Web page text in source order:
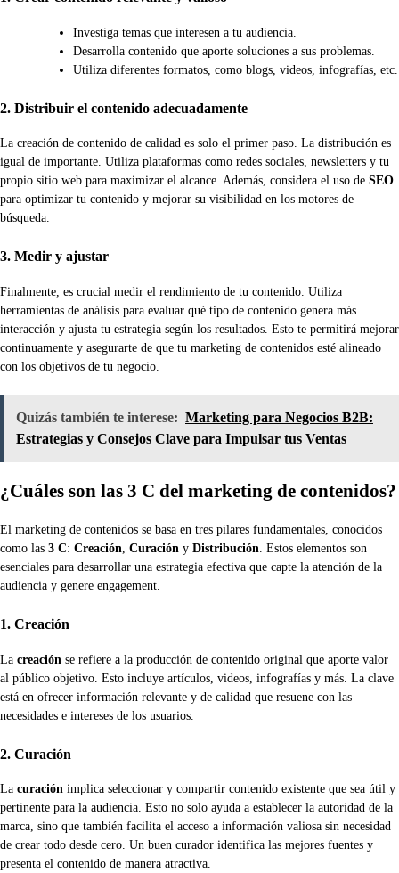
Investiga temas que interesen a tu audiencia.
Desarrolla contenido que aporte soluciones a sus problemas.
Utiliza diferentes formatos, como blogs, videos, infografías, etc.
2. Distribuir el contenido adecuadamente
La creación de contenido de calidad es solo el primer paso. La distribución es
igual de importante. Utiliza plataformas como redes sociales, newsletters y tu
propio sitio web para maximizar el alcance. Además, considera el uso de SEO
para optimizar tu contenido y mejorar su visibilidad en los motores de
búsqueda.
3. Medir y ajustar
Finalmente, es crucial medir el rendimiento de tu contenido. Utiliza
herramientas de análisis para evaluar qué tipo de contenido genera más
interacción y ajusta tu estrategia según los resultados. Esto te permitirá mejorar
continuamente y asegurarte de que tu marketing de contenidos esté alineado
con los objetivos de tu negocio.
Quizás también te interese: Marketing para Negocios B2B:
Estrategias y Consejos Clave para Impulsar tus Ventas
¿Cuáles son las 3 C del marketing de contenidos?
El marketing de contenidos se basa en tres pilares fundamentales, conocidos
como las 3 C: Creación, Curación y Distribución. Estos elementos son
esenciales para desarrollar una estrategia efectiva que capte la atención de la
audiencia y genere engagement.
1. Creación
La creación se refiere a la producción de contenido original que aporte valor
al público objetivo. Esto incluye artículos, videos, infografías y más. La clave
está en ofrecer información relevante y de calidad que resuene con las
necesidades e intereses de los usuarios.
2. Curación
La curación implica seleccionar y compartir contenido existente que sea útil y
pertinente para la audiencia. Esto no solo ayuda a establecer la autoridad de la
marca, sino que también facilita el acceso a información valiosa sin necesidad
de crear todo desde cero. Un buen curador identifica las mejores fuentes y
presenta el contenido de manera atractiva.